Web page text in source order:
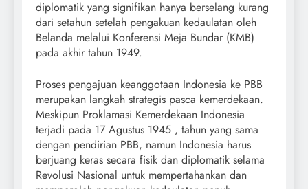
diplomatik yang signifikan hanya berselang kurang
dari setahun setelah pengakuan kedaulatan oleh
Belanda melalui Konferensi Meja Bundar (KMB)
pada akhir tahun 1949.
Proses pengajuan keanggotaan Indonesia ke PBB
merupakan langkah strategis pasca kemerdekaan.
Meskipun Proklamasi Kemerdekaan Indonesia
terjadi pada 17 Agustus 1945 , tahun yang sama
dengan pendirian PBB, namun Indonesia harus
berjuang keras secara fisik dan diplomatik selama
Revolusi Nasional untuk mempertahankan dan